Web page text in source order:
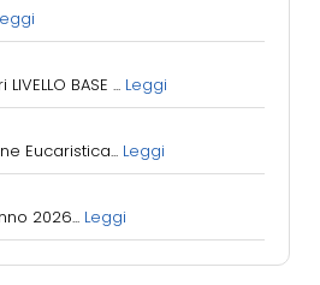
BASE ... Leggi
Eucaristica... Leggi
2026... Leggi